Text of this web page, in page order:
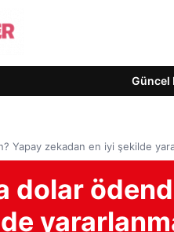
Güncel
Yapay zekadan en iyi şekilde
dolar